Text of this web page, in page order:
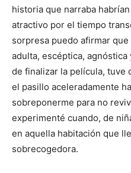
historia que narraba
atractivo por el tiempo
sorpresa puedo afirmar
adulta, escéptica,
de finalizar la película, tuve
el pasillo aceleradamente
sobreponerme para no
experimenté cuando, de
en aquella habitación que
sobrecogedora.